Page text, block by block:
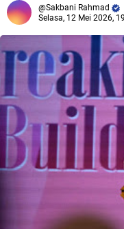
Sakbani Rahmad
Selasa, 12 Mei 2026,